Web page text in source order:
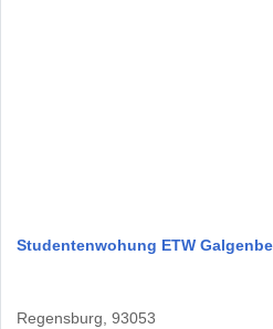
Studentenwohung ETW
Regensburg, 93053